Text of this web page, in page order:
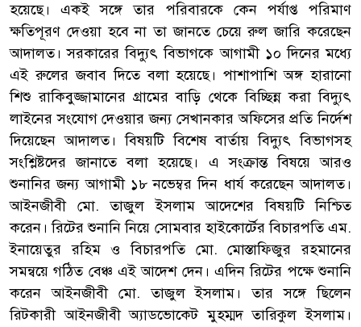
হয়েছে। একই সঙ্গে তার পরিবারকে কেন পর্যাপ্ত পরিমাণ
ক্ষতিপূরণ দেওয়া হবে না তা জানতে চেয়ে রুল জারি করেছেন
আদালত। সরকারের বিদ্যুৎ বিভাগকে আগামী ১০ দিনের মধ্যে
এই রুলের জবাব দিতে বলা হয়েছে। পাশাপাশি অঙ্গ হারানো
শিশু রাকিবুজ্জামানের গ্রামের বাড়ি থেকে বিচ্ছিন্ন করা বিদ্যুৎ
লাইনের সংযোগ দেওয়ার জন্য সেখানকার অফিসের প্রতি নির্দেশ
দিয়েছেন আদালত। বিষয়টি বিশেষ বার্তায় বিদ্যুৎ বিভাগসহ
সংশ্লিষ্টদের জানাতে বলা হয়েছে। এ সংক্রান্ত বিষয়ে আরও
শুনানির জন্য আগামী ১৮ নভেম্বর দিন ধার্য করেছেন আদালত।
আইনজীবী মো. তাজুল ইসলাম আদেশের বিষয়টি নিশ্চিত
করেন। রিটের শুনানি নিয়ে সোমবার হাইকোর্টের বিচারপতি এম.
ইনায়েতুর রহিম ও বিচারপতি মো. মোস্তাফিজুর রহমানের
সমন্বয়ে গঠিত বেঞ্চ এই আদেশ দেন। এদিন রিটের পক্ষে শুনানি
করেন আইনজীবী মো. তাজুল ইসলাম। তার সঙ্গে ছিলেন
রিটকারী আইনজীবী অ্যাডভোকেট মুহম্মদ তারিকুল ইসলাম।